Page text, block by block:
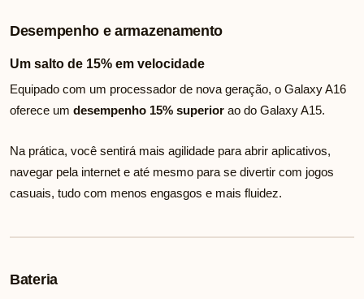
Desempenho e armazenamento
Um salto de 15% em velocidade
Equipado com um processador de nova geração, o Galaxy A16
oferece um desempenho 15% superior ao do Galaxy A15.
Na prática, você sentirá mais agilidade para abrir aplicativos,
navegar pela internet e até mesmo para se divertir com jogos
casuais, tudo com menos engasgos e mais fluidez.
Bateria